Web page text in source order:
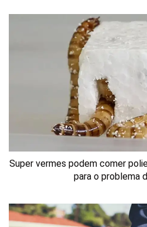
Super vermes podem comer
para o problema